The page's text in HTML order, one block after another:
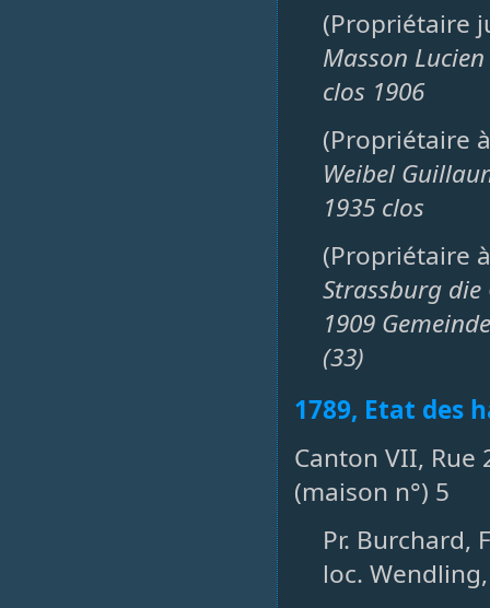
(Propriétaire
Masson Lucien
clos 1906
(Propriétaire
Weibel
1935 clos
(Propriétaire
Strassburg die
1909
(33)
1789, Etat des
Canton VII, Rue
(maison n°) 5
Pr. Burchard,
loc.